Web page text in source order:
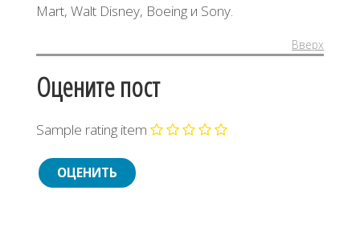
Mart, Walt Disney, Boeing и Sony.
Вверх
Оцените пост
Sample rating item